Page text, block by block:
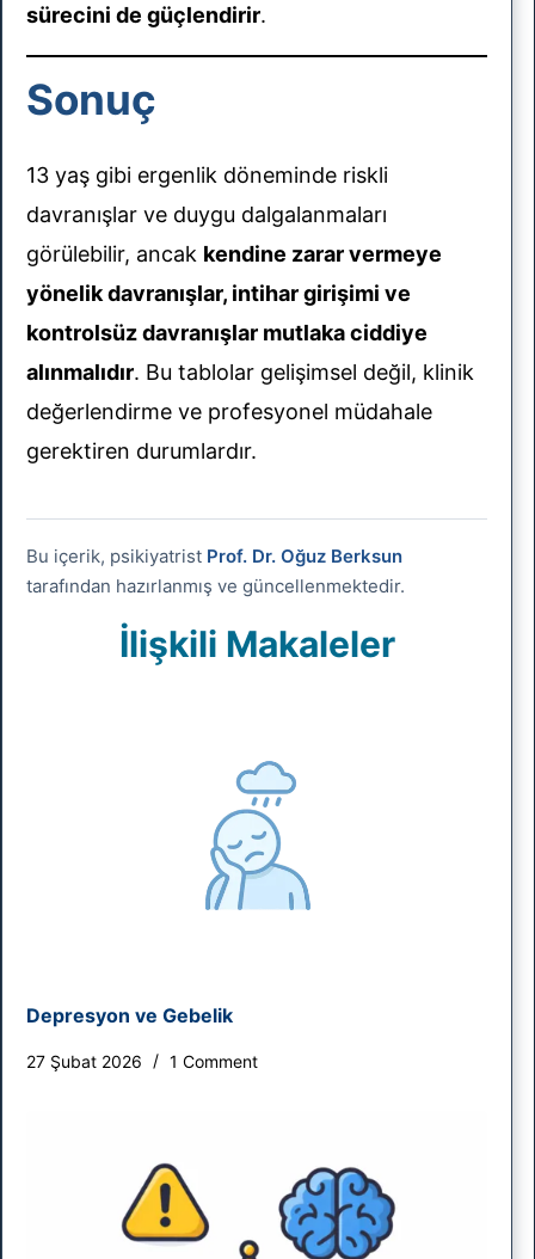
sürecini de güçlendirir.
Sonuç
13 yaş gibi ergenlik döneminde riskli
davranışlar ve duygu dalgalanmaları
görülebilir, ancak kendine zarar vermeye
yönelik davranışlar, intihar girişimi ve
kontrolsüz davranışlar mutlaka ciddiye
alınmalıdır. Bu tablolar gelişimsel değil, klinik
değerlendirme ve profesyonel müdahale
gerektiren durumlardır.
Bu içerik, psikiyatrist Prof. Dr. Oğuz Berksun
tarafından hazırlanmış ve güncellenmektedir.
İlişkili Makaleler
Depresyon ve Gebelik
27 Şubat 2026 1 Comment